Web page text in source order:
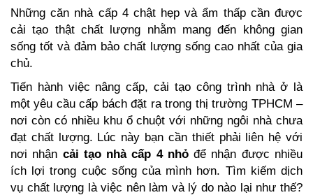
Những căn nhà cấp 4 chật hẹp và ẩm thấp cần được
cải tạo thật chất lượng nhằm mang đến không gian
sống tốt và đảm bảo chất lượng sống cao nhất của gia
chủ.
Tiến hành việc nâng cấp, cải tạo công trình nhà ở là
một yêu cầu cấp bách đặt ra trong thị trường TPHCM –
nơi còn có nhiều khu ổ chuột với những ngôi nhà chưa
đạt chất lượng. Lúc này bạn cần thiết phải liên hệ với
nơi nhận cải tạo nhà cấp 4 nhỏđể nhận được nhiều
ích lợi trong cuộc sống của mình hơn. Tìm kiếm dịch
vụ chất lượng là việc nên làm và lý do nào lại như thế?